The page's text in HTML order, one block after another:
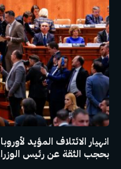
انهيار الائتلاف المؤيد
بحجب الثقة عن رئيس